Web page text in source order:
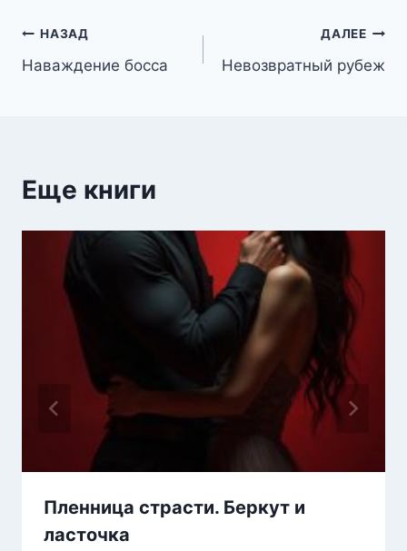
Навигация
по
НАЗАД
Наваждение босса
ДАЛЕЕ
Невозвратный рубеж
Еще книги
Пленница страсти. Беркут и
ласточка